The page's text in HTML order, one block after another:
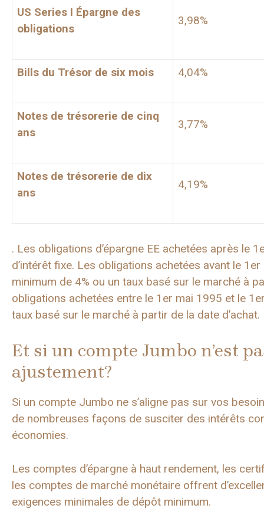
US Series I Épargne des
obligations
3,98%
Bills du Trésor de six mois 4,04%
Notes de trésorerie de cinq
ans
3,77%
Notes de trésorerie de dix
ans
4,19%
. Les obligations d’épargne EE achetées après le
d’intérêt fixe. Les obligations achetées avant le
minimum de 4% ou un taux basé sur le marché à
obligations achetées entre le 1er mai 1995 et le
taux basé sur le marché à partir de la date d’achat.
Et si un compte Jumbo n’est
ajustement?
Si un compte Jumbo ne s’aligne pas sur vos
de nombreuses façons de susciter des intérêts
économies.
Les comptes d’épargne à haut rendement, les
les comptes de marché monétaire offrent
exigences minimales de dépôt minimum.